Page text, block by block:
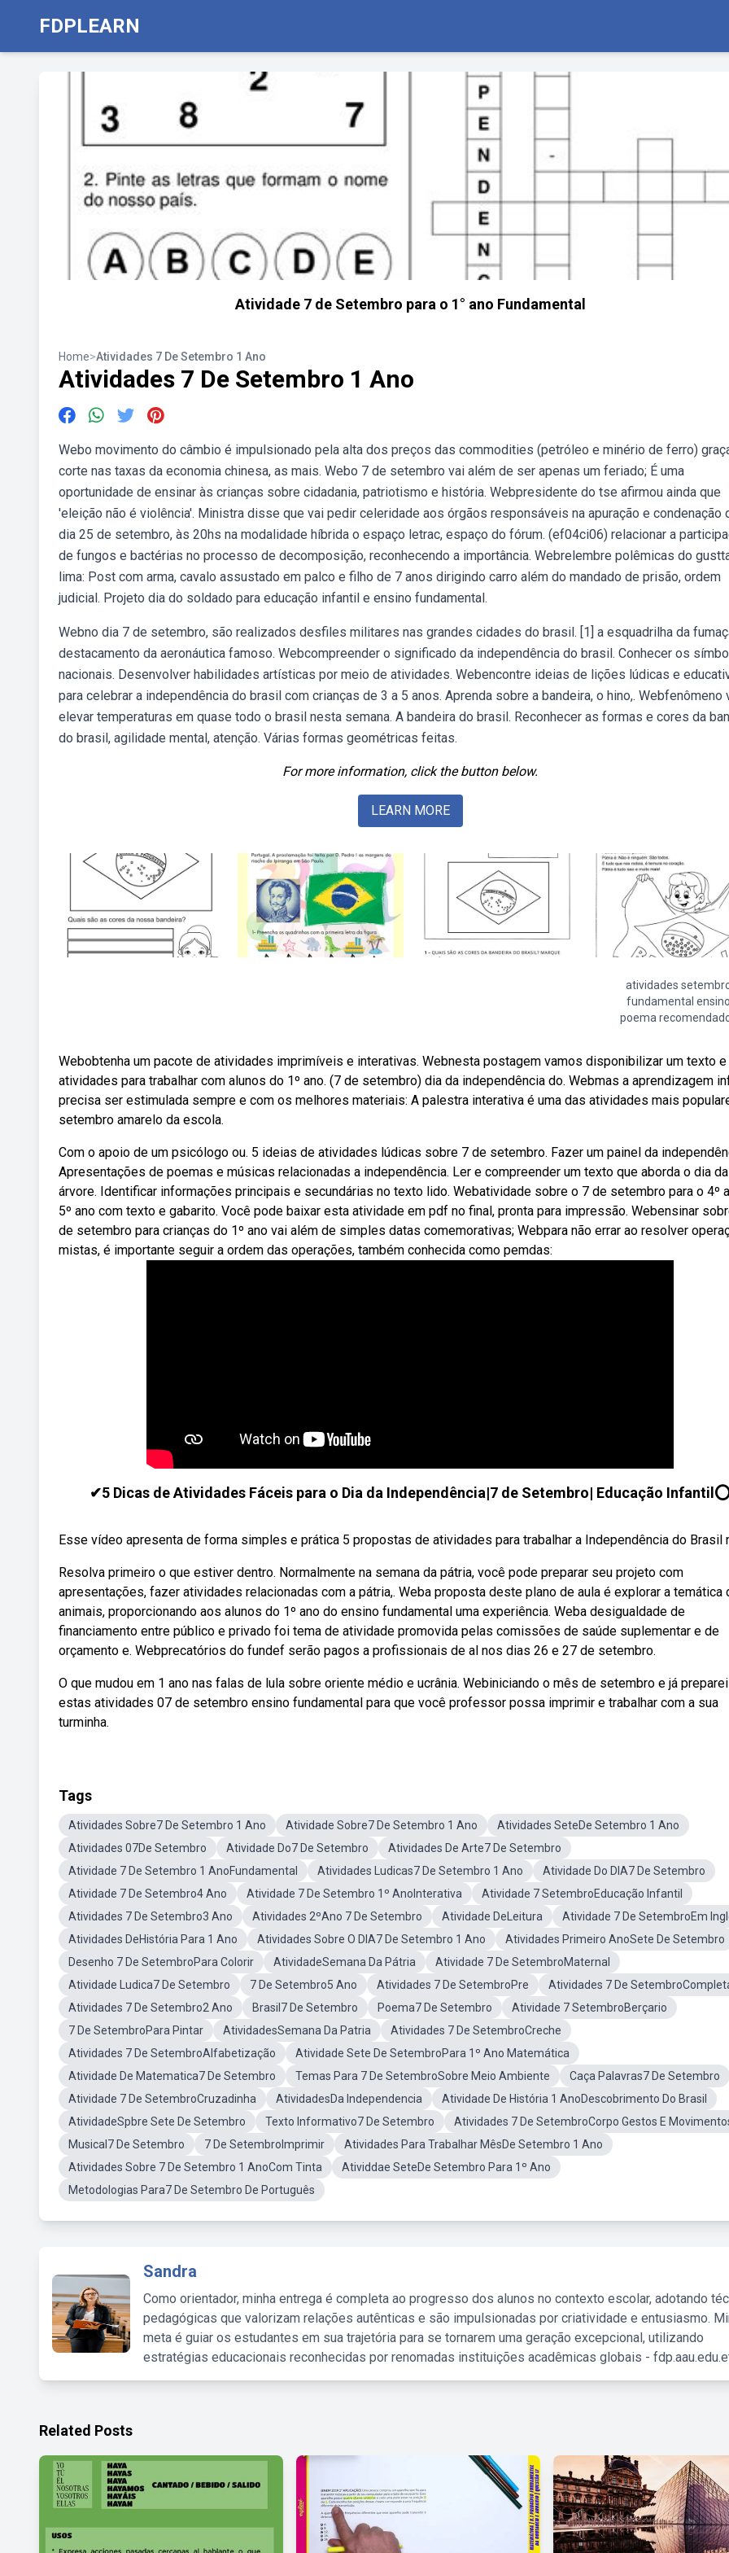
FDPLEARN
Atividade 7 de Setembro para o 1° ano Fundamental
Home>Atividades 7 De Setembro 1 Ano
Atividades 7 De Setembro 1 Ano
Webo movimento do câmbio é impulsionado pela alta dos preços das commodities (petróleo e minério de ferro)
corte nas taxas da economia chinesa, as mais. Webo 7 de setembro vai além de ser apenas um feriado; É uma
oportunidade de ensinar às crianças sobre cidadania, patriotismo e história. Webpresidente do tse afirmou ainda que
'eleição não é violência'. Ministra disse que vai pedir celeridade aos órgãos responsáveis na apuração e condenação
dia 25 de setembro, às 20hs na modalidade híbrida o espaço letrac, espaço do fórum. (ef04ci06) relacionar a
de fungos e bactérias no processo de decomposição, reconhecendo a importância. Webrelembre polêmicas do
lima: Post com arma, cavalo assustado em palco e filho de 7 anos dirigindo carro além do mandado de prisão, ordem
judicial. Projeto dia do soldado para educação infantil e ensino fundamental.
Webno dia 7 de setembro, são realizados desfiles militares nas grandes cidades do brasil. [1] a esquadrilha da
destacamento da aeronáutica famoso. Webcompreender o significado da independência do brasil. Conhecer os
nacionais. Desenvolver habilidades artísticas por meio de atividades. Webencontre ideias de lições lúdicas e
para celebrar a independência do brasil com crianças de 3 a 5 anos. Aprenda sobre a bandeira, o hino,. Webfenômeno
elevar temperaturas em quase todo o brasil nesta semana. A bandeira do brasil. Reconhecer as formas e cores da
do brasil, agilidade mental, atenção. Várias formas geométricas feitas.
For more information, click the button below.
LEARN MORE
atividades
fundamental ensino
poema
Webobtenha um pacote de atividades imprimíveis e interativas. Webnesta postagem vamos disponibilizar um texto e
atividades para trabalhar com alunos do 1º ano. (7 de setembro) dia da independência do. Webmas a aprendizagem
precisa ser estimulada sempre e com os melhores materiais: A palestra interativa é uma das atividades mais
setembro amarelo da escola.
Com o apoio de um psicólogo ou. 5 ideias de atividades lúdicas sobre 7 de setembro. Fazer um painel da
Apresentações de poemas e músicas relacionadas a independência. Ler e compreender um texto que aborda o dia da
árvore. Identificar informações principais e secundárias no texto lido. Webatividade sobre o 7 de setembro para o 4º
5º ano com texto e gabarito. Você pode baixar esta atividade em pdf no final, pronta para impressão. Webensinar
de setembro para crianças do 1º ano vai além de simples datas comemorativas; Webpara não errar ao resolver
mistas, é importante seguir a ordem das operações, também conhecida como pemdas:
✔5 Dicas de Atividades Fáceis para o Dia da Independência|7 de Setembro| Educação
Esse vídeo apresenta de forma simples e prática 5 propostas de atividades para trabalhar a Independência do Brasil
Resolva primeiro o que estiver dentro. Normalmente na semana da pátria, você pode preparar seu projeto com
apresentações, fazer atividades relacionadas com a pátria,. Weba proposta deste plano de aula é explorar a temática
animais, proporcionando aos alunos do 1º ano do ensino fundamental uma experiência. Weba desigualdade de
financiamento entre público e privado foi tema de atividade promovida pelas comissões de saúde suplementar e de
orçamento e. Webprecatórios do fundef serão pagos a profissionais de al nos dias 26 e 27 de setembro.
O que mudou em 1 ano nas falas de lula sobre oriente médio e ucrânia. Webiniciando o mês de setembro e já preparei
estas atividades 07 de setembro ensino fundamental para que você professor possa imprimir e trabalhar com a sua
turminha.
Tags
Atividades Sobre7 De Setembro 1 Ano Atividade Sobre7 De Setembro 1 Ano
Atividades SeteDe Setembro 1 Ano
Atividades 07De Setembro
Atividade Do7 De Setembro
Atividades De Arte7 De Setembro
Atividade 7 De Setembro 1 AnoFundamental
Atividades Ludicas7 De Setembro 1 Ano
Atividade Do DIA7 De Setembro
Atividade 7 De Setembro4 Ano
Atividade 7 De Setembro 1º AnoInterativa
Atividade 7 SetembroEducação Infantil
Atividades 7 De Setembro3 Ano
Atividades 2ºAno 7 De Setembro Atividade DeLeitura
Atividade 7 De SetembroEm
Atividades DeHistória Para 1 Ano
Atividades Sobre O DIA7 De Setembro 1 Ano
Atividades Primeiro AnoSete De Setembro
Desenho 7 De SetembroPara Colorir
AtividadeSemana Da Pátria
Atividade 7 De SetembroMaternal
Atividade Ludica7 De Setembro
7 De Setembro5 Ano Atividades 7 De SetembroPre
Atividades 7 De
Atividades 7 De Setembro2 Ano
Brasil7 De Setembro Poema7 De Setembro
Atividade 7 SetembroBerçario
7 De SetembroPara Pintar
AtividadesSemana Da Patria
Atividades 7 De SetembroCreche
Atividades 7 De SetembroAlfabetização
Atividade Sete De SetembroPara 1º Ano Matemática
Atividade De Matematica7 De Setembro
Temas Para 7 De SetembroSobre Meio Ambiente
Caça Palavras7 De Setembro
Atividade 7 De SetembroCruzadinha
AtividadesDa Independencia
Atividade De História 1 AnoDescobrimento Do Brasil
AtividadeSpbre Sete De Setembro
Texto Informativo7 De Setembro
Atividades 7 De SetembroCorpo Gestos E
Musical7 De Setembro
7 De SetembroImprimir
Atividades Para Trabalhar MêsDe Setembro 1 Ano
Atividades Sobre 7 De Setembro 1 AnoCom Tinta
Atividdae SeteDe Setembro Para 1º Ano
Metodologias Para7 De Setembro De Português
Sandra
Como orientador, minha entrega é completa ao progresso dos alunos no contexto escolar, adotando
pedagógicas que valorizam relações autênticas e são impulsionadas por criatividade e entusiasmo.
meta é guiar os estudantes em sua trajetória para se tornarem uma geração excepcional, utilizando
estratégias educacionais reconhecidas por renomadas instituições acadêmicas globais -
Related Posts